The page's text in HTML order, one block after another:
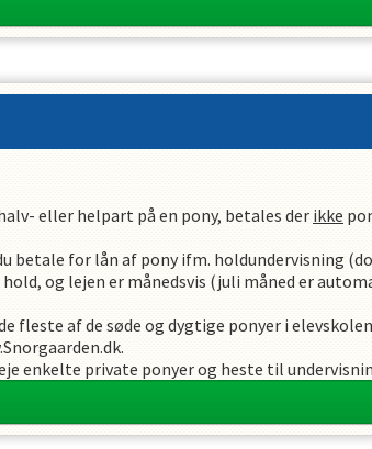
eller helpart på en pony, betales der ikke
betale for lån af pony ifm. holdundervisning
og lejen er månedsvis (juli måned er
fleste af de søde og dygtige ponyer i
enkelte private ponyer og heste til